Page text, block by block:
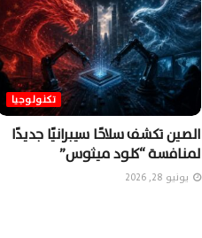
تكنولوجيا
الصين تكشف سلاحًا سيبرانيًا جديدًا
لمنافسة “كلود ميثوس”
يونيو 28, 2026